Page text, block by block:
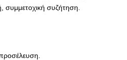
συμμετοχική συζήτηση.